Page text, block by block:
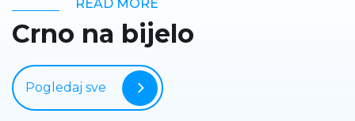
READ MORE
Crno na bijelo
Pogledaj sve